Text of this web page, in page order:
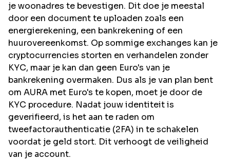
je woonadres te bevestigen. Dit doe je meestal
door een document te uploaden zoals een
energierekening, een bankrekening of een
huurovereenkomst. Op sommige exchanges kan je
cryptocurrencies storten en verhandelen zonder
KYC, maar je kan dan geen Euro's van je
bankrekening overmaken. Dus als je van plan bent
om AURA met Euro's te kopen, moet je door de
KYC procedure. Nadat jouw identiteit is
geverifieerd, is het aan te raden om
tweefactorauthenticatie (2FA) in te schakelen
voordat je geld stort. Dit verhoogt de veiligheid
van je account.